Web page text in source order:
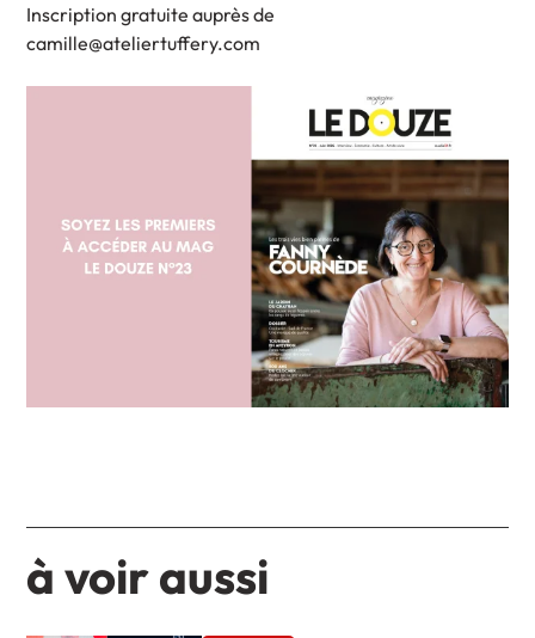
Inscription gratuite auprès de
camille@ateliertuffery.com
à voir aussi